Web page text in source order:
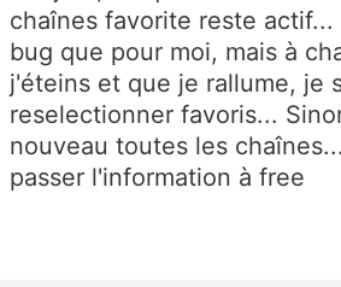
chaînes favorite reste actif...
bug que pour moi, mais à
j'éteins et que je rallume, je
reselectionner favoris...
nouveau toutes les
passer l'information à free